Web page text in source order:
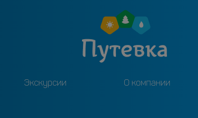
Экскурсии О компании